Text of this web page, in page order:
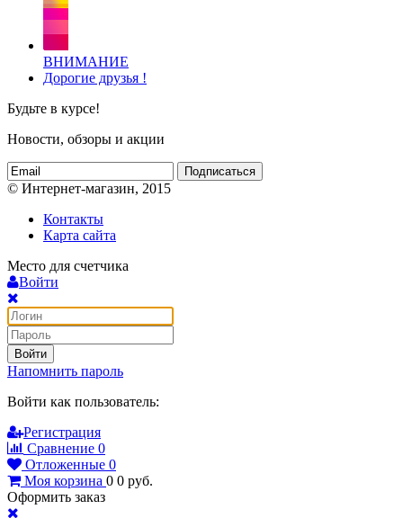
ВНИМАНИЕ
Дорогие друзья !
Будьте в курсе!
Новости, обзоры и акции
Подписаться
© Интернет-магазин, 2015
Контакты
Карта сайта
Место для счетчика
Войти
Войти
Напомнить пароль
Войти как пользователь:
Регистрация
Сравнение 0
Отложенные 0
Моя корзина 0 0 руб.
Оформить заказ